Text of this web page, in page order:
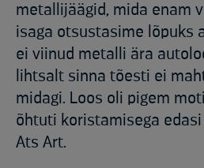
metallijäägid, mida enam
isaga otsustasime lõpuks
ei viinud metalli ära
lihtsalt sinna tõesti ei
midagi. Loos oli pigem
õhtuti koristamisega edasi
Ats Art.